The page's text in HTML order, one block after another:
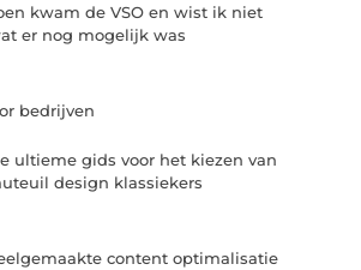
kwam de VSO en wist ik niet
er nog mogelijk was
bedrijven
ultieme gids voor het kiezen van
design klassiekers
content optimalisatie